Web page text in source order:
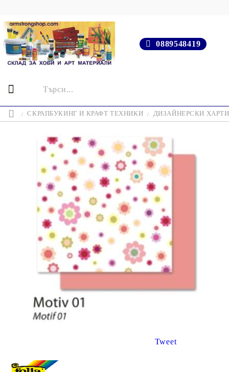
0889548419
СКРАПБУКИНГ И КРАФТ ТЕХНИКИ ДИЗАЙНЕРСКИ
Tweet